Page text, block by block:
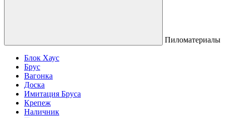
Пиломатериалы
Блок Хаус
Брус
Вагонка
Доска
Имитация Бруса
Крепеж
Наличник